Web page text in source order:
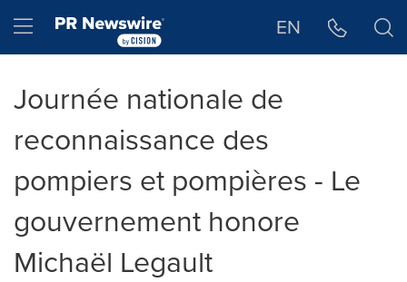
Hamburger menu EN
Journée nationale de
reconnaissance des
pompiers et pompières - Le
gouvernement honore
Michaël Legault